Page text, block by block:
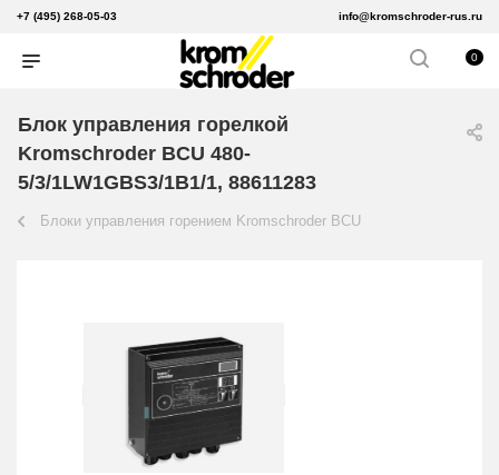
+7 (495) 268-05-03 info@kromschroder-rus.ru
0
Блок управления горелкой
Kromschroder BCU 480-
5/3/1LW1GBS3/1B1/1, 88611283
Блоки управления горением Kromschroder BCU